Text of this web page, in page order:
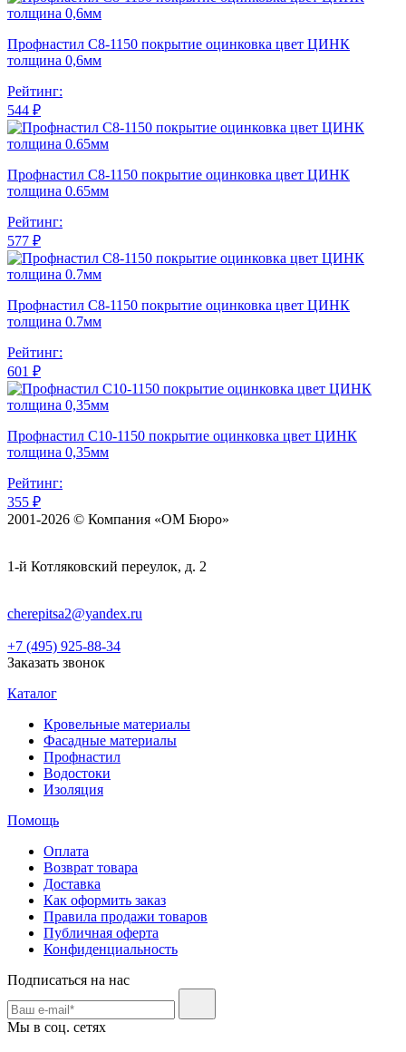
Профнастил С8-1150 покрытие оцинковка цвет ЦИНК
толщина 0,6мм
Рейтинг:
544 ₽
Профнастил С8-1150 покрытие оцинковка цвет ЦИНК
толщина 0.65мм
Рейтинг:
577 ₽
Профнастил С8-1150 покрытие оцинковка цвет ЦИНК
толщина 0.7мм
Рейтинг:
601 ₽
Профнастил С10-1150 покрытие оцинковка цвет ЦИНК
толщина 0,35мм
Рейтинг:
355 ₽
2001-2026 © Компания «ОМ Бюро»
1-й Котляковский переулок, д. 2
cherepitsa2@yandex.ru
+7 (495) 925-88-34
Заказать звонок
Каталог
Кровельные материалы
Фасадные материалы
Профнастил
Водостоки
Изоляция
Помощь
Оплата
Возврат товара
Доставка
Как оформить заказ
Правила продажи товаров
Публичная оферта
Конфиденциальность
Подписаться на нас
Мы в соц. сетях